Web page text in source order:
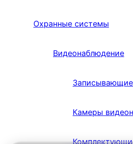
Охранные системы
Видеонаблюдение
Камеры